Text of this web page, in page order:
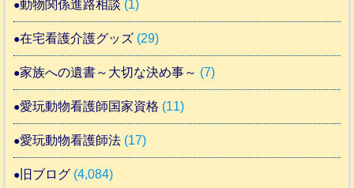
動物関係進路相談 (1)
在宅看護介護グッズ (29)
家族への遺書～大切な決め事～ (7)
愛玩動物看護師国家資格 (11)
愛玩動物看護師法 (17)
旧ブログ (4,084)